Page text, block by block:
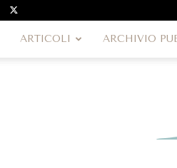
ARTICOLI ARCHIVIO